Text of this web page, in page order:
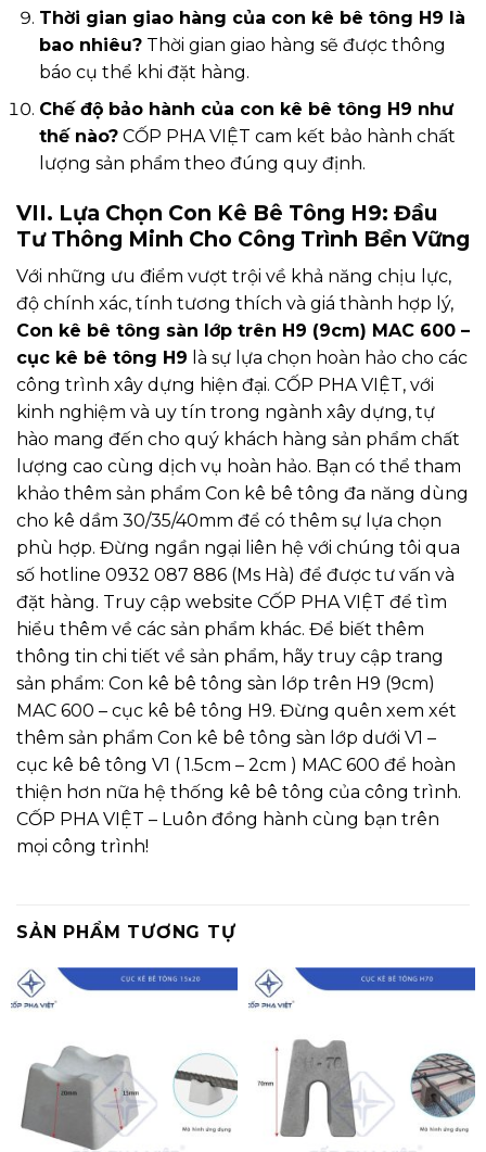
Thời gian giao hàng của con kê bê tông H9 là
bao nhiêu?Thời gian giao hàng sẽ được thông
báo cụ thể khi đặt hàng.
Chế độ bảo hành của con kê bê tông H9 như
thế nào?CỐP PHA VIỆT cam kết bảo hành chất
lượng sản phẩm theo đúng quy định.
VII. Lựa Chọn Con Kê Bê Tông H9: Đầu
Tư Thông Minh Cho Công Trình Bền Vững
Với những ưu điểm vượt trội về khả năng chịu lực,
độ chính xác, tính tương thích và giá thành hợp lý,
Con kê bê tông sàn lớp trên H9 (9cm) MAC 600 –
cục kê bê tông H9 là sự lựa chọn hoàn hảo cho các
công trình xây dựng hiện đại. CỐP PHA VIỆT, với
kinh nghiệm và uy tín trong ngành xây dựng, tự
hào mang đến cho quý khách hàng sản phẩm chất
lượng cao cùng dịch vụ hoàn hảo. Bạn có thể tham
khảo thêm sản phẩm Con kê bê tông đa năng dùng
cho kê dầm 30/35/40mm để có thêm sự lựa chọn
phù hợp. Đừng ngần ngại liên hệ với chúng tôi qua
số hotline 0932 087 886 (Ms Hà) để được tư vấn và
đặt hàng. Truy cập website CỐP PHA VIỆT để tìm
hiểu thêm về các sản phẩm khác. Để biết thêm
thông tin chi tiết về sản phẩm, hãy truy cập trang
sản phẩm: Con kê bê tông sàn lớp trên H9 (9cm)
MAC 600 – cục kê bê tông H9. Đừng quên xem xét
thêm sản phẩm Con kê bê tông sàn lớp dưới V1 –
cục kê bê tông V1 ( 1.5cm – 2cm ) MAC 600 để hoàn
thiện hơn nữa hệ thống kê bê tông của công trình.
CỐP PHA VIỆT – Luôn đồng hành cùng bạn trên
mọi công trình!
SẢN PHẨM TƯƠNG TỰ